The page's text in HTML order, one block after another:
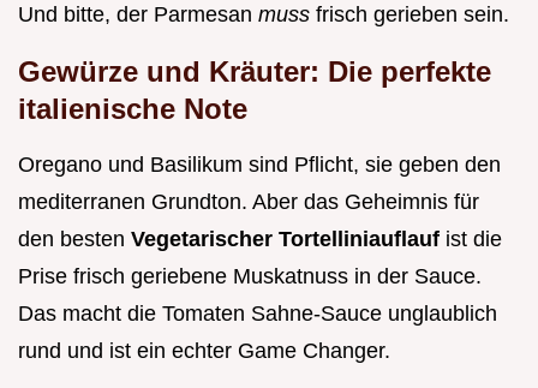
Und bitte, der Parmesan muss frisch gerieben sein.
Gewürze und Kräuter: Die perfekte
italienische Note
Oregano und Basilikum sind Pflicht, sie geben den
mediterranen Grundton. Aber das Geheimnis für
den besten Vegetarischer Tortelliniauflauf ist die
Prise frisch geriebene Muskatnuss in der Sauce.
Das macht die Tomaten Sahne-Sauce unglaublich
rund und ist ein echter Game Changer.